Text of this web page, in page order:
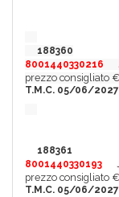
188360
8001440330216
prezzo consigliato €
T.M.C. 05/06/2027
188361
8001440330193
prezzo consigliato €
T.M.C. 05/06/2027